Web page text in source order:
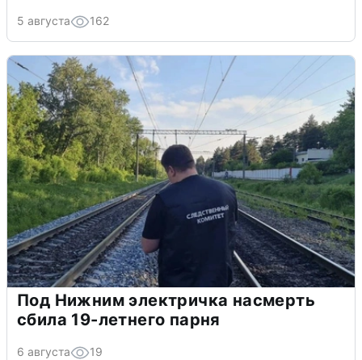
5 августа 162
Под Нижним электричка насмерть
сбила 19-летнего парня
6 августа 19